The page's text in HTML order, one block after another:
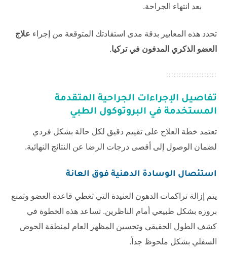
بعد انتهاء الجراحة.
تحدد هذه المعايير بدقة مدى استفادتك المتوقعة من إجراء علاج
العضو الذكري المدفون في تركيا.
تفاصيل الإجراءات الجراحية المتقدمة
المستخدمة في البروتوكول الطبي
تعتمد خطة العلاج على تقييم دقيق لكل حالة بشكل فردي
لضمان الوصول إلى أقصى درجات الرضا عن النتائج النهائية.
استئصال الوسادة الدهنية فوق العانة
يتم إزالة تراكمات الدهون العنيدة التي تغطي قاعدة العضو وتمنع
بروزه بشكل طبيعي أمام الناظرين. تساعد هذه الخطوة في
كشف الطول الحقيقي وتحسين المظهر العام لمنطقة الحوض
السفلي بشكل ملحوظ جداً.